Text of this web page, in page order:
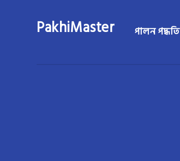
PakhiMaster পালন পদ্ধতি